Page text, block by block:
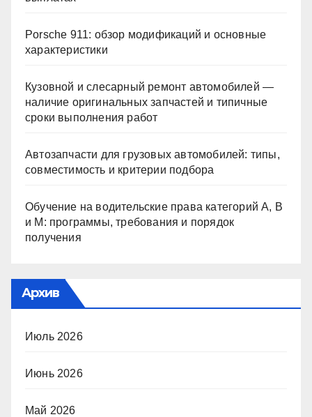
Porsche 911: обзор модификаций и основные
характеристики
Кузовной и слесарный ремонт автомобилей —
наличие оригинальных запчастей и типичные
сроки выполнения работ
Автозапчасти для грузовых автомобилей: типы,
совместимость и критерии подбора
Обучение на водительские права категорий A, B
и M: программы, требования и порядок
получения
Архив
Июль 2026
Июнь 2026
Май 2026